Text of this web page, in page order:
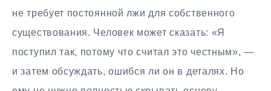
не требует постоянной лжи для собственного
существования. Человек может сказать: «Я
поступил так, потому что считал это честным», —
и затем обсуждать, ошибся ли он в деталях. Но